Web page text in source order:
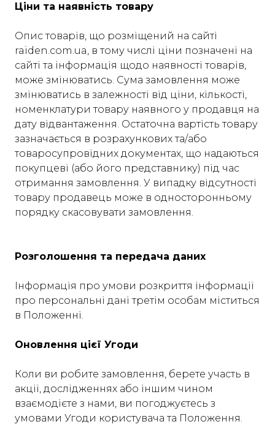
Ціни та наявність товару
Опис товарів, що розміщений на сайті
raiden.com.ua, в тому числі ціни позначені на
сайті та інформація щодо наявності товарів,
може змінюватись. Сума замовлення може
змінюватись в залежності від ціни, кількості,
номенклатури товару наявного у продавця на
дату відвантаження. Остаточна вартість товару
зазначається в розрахункових та/або
товаросупровідних документах, що надаються
покупцеві (або його представнику) під час
отримання замовлення. У випадку відсутності
товару продавець може в односторонньому
порядку скасовувати замовлення.
Розголошення та передача даних
Інформація про умови розкриття інформації
про персональні дані третім особам міститься
в Положенні.
Оновлення цієї Угоди
Коли ви робите замовлення, берете участь в
акції, дослідженнях або іншим чином
взаємодієте з нами, ви погоджуєтесь з
умовами Угоди користувача та Положення.